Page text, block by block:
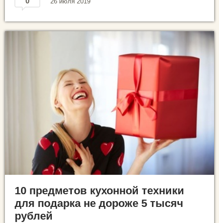
10 предметов кухонной техники
для подарка не дороже 5 тысяч
рублей